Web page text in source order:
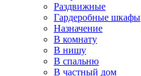
Раздвижные
Гардеробные шкафы
Назначение
В комнату
В нишу
В спальню
В частный дом